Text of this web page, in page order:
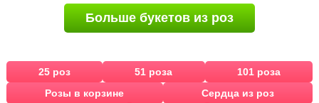
Больше букетов из роз
25 роз 51 роза
101 роза
Розы в корзине
Сердца из роз